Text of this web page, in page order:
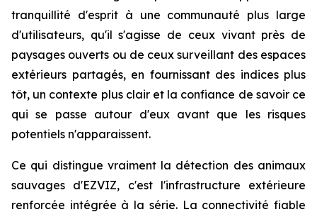
tranquillité d'esprit à une communauté plus large
d'utilisateurs, qu'il s'agisse de ceux vivant près de
paysages ouverts ou de ceux surveillant des espaces
extérieurs partagés, en fournissant des indices plus
tôt, un contexte plus clair et la confiance de savoir ce
qui se passe autour d'eux avant que les risques
potentiels n'apparaissent.
Ce qui distingue vraiment la détection des animaux
sauvages d'EZVIZ, c'est l'infrastructure extérieure
renforcée intégrée à la série. La connectivité fiable